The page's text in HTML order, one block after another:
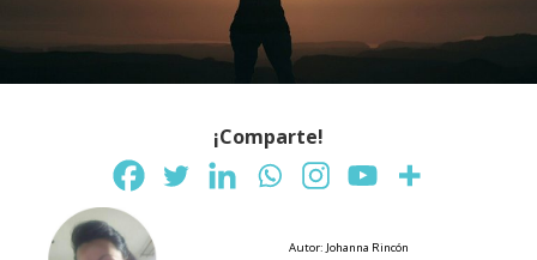
¡Comparte!
Autor: Johanna Rincón